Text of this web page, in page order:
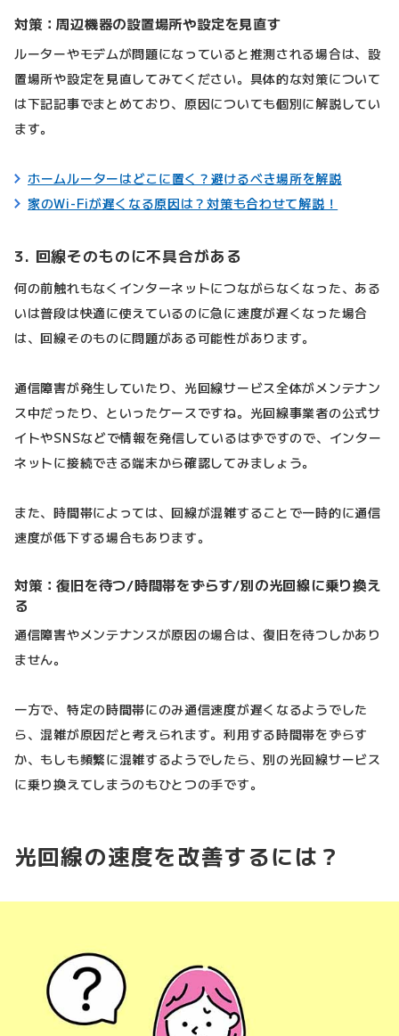
対策：周辺機器の設置場所や設定を見直す
ルーターやモデムが問題になっていると推測される場合は、設
置場所や設定を見直してみてください。具体的な対策について
は下記記事でまとめており、原因についても個別に解説してい
ます。
ホームルーターはどこに置く？避けるべき場所を解説
家のWi-Fiが遅くなる原因は？対策も合わせて解説！
3. 回線そのものに不具合がある
何の前触れもなくインターネットにつながらなくなった、ある
いは普段は快適に使えているのに急に速度が遅くなった場合
は、回線そのものに問題がある可能性があります。
通信障害が発生していたり、光回線サービス全体がメンテナン
ス中だったり、といったケースですね。光回線事業者の公式サ
イトやSNSなどで情報を発信しているはずですので、インター
ネットに接続できる端末から確認してみましょう。
また、時間帯によっては、回線が混雑することで一時的に通信
速度が低下する場合もあります。
対策：復旧を待つ/時間帯をずらす/別の光回線に乗り換え
る
通信障害やメンテナンスが原因の場合は、復旧を待つしかあり
ません。
一方で、特定の時間帯にのみ通信速度が遅くなるようでした
ら、混雑が原因だと考えられます。利用する時間帯をずらす
か、もしも頻繁に混雑するようでしたら、別の光回線サービス
に乗り換えてしまうのもひとつの手です。
光回線の速度を改善するには？